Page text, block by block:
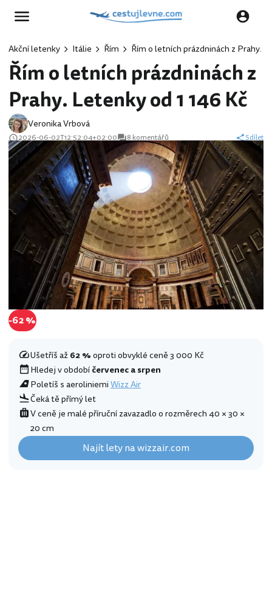
Akční letenky Itálie Řím Řím o letních prázdninách z Prahy.
Řím o letních prázdninách z
Prahy. Letenky od 1 146 Kč
Veronika Vrbová
2026-06-02T12:52:04+02:00 8 komentářů Sdílet
-62 %
Ušetříš až62 %oproti obvyklé ceně 3 000 Kč
Hledej v obdobíčervenec a srpen
Poletíš s aeroliniemiWizz Air
Čeká tě přímý let
V ceně je malé příruční zavazadlo o rozměrech 40 × 30 ×
20 cm
Najít lety na wizzair.com